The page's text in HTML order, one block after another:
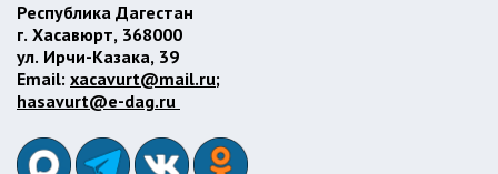
Республика Дагестан
г. Хасавюрт, 368000
ул. Ирчи-Казака, 39
Email: xacavurt@mail.ru;
hasavurt@e-dag.ru